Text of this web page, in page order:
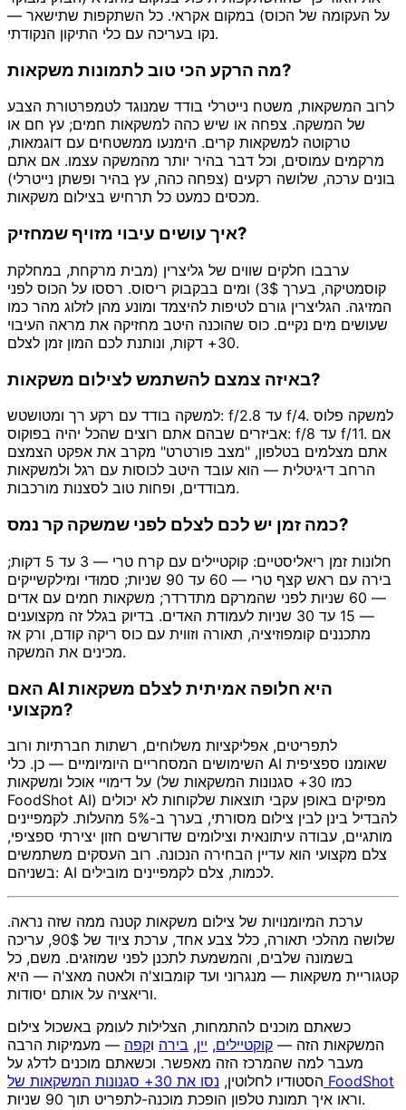
על העקומה של הכוס) במקום אקראי. כל השתקפות שתישאר —
נקו בעריכה עם כלי התיקון הנקודתי.
מה הרקע הכי טוב לתמונות משקאות?
לרוב המשקאות, משטח נייטרלי בודד שמנוגד לטמפרטורת הצבע
של המשקה. צפחה או שיש כהה למשקאות חמים; עץ חם או
טרקוטה למשקאות קרים. הימנעו ממשטחים עם דוגמאות,
מרקמים עמוסים, וכל דבר בהיר יותר מהמשקה עצמו. אם אתם
בונים ערכה, שלושה רקעים (צפחה כהה, עץ בהיר ופשתן נייטרלי)
מכסים כמעט כל תרחיש בצילום משקאות.
איך עושים עיבוי מזויף שמחזיק?
ערבבו חלקים שווים של גליצרין (מבית מרקחת, במחלקת
קוסמטיקה, בערך 3$) ומים בבקבוק ריסוס. רססו על הכוס לפני
המזיגה. הגליצרין גורם לטיפות להיצמד ומונע מהן לזלוג מהר כמו
שעושים מים נקיים. כוס שהוכנה היטב מחזיקה את מראה העיבוי
30+ דקות, ונותנת לכם המון זמן לצלם.
באיזה צמצם להשתמש לצילום משקאות?
למשקה בודד עם רקע רך ומטושטש: f/2.8 עד f/4. למשקה פלוס
אביזרים שבהם אתם רוצים שהכל יהיה בפוקוס: f/8 עד f/11. אם
אתם מצלמים בטלפון, "מצב פורטרט" מקרב את אפקט הצמצם
הרחב דיגיטלית — הוא עובד היטב לכוסות עם רגל ולמשקאות
מבודדים, ופחות טוב לסצנות מורכבות.
כמה זמן יש לכם לצלם לפני שמשקה קר נמס?
חלונות זמן ריאליסטיים: קוקטיילים עם קרח טרי — 3 עד 5 דקות;
בירה עם ראש קצף טרי — 60 עד 90 שניות; סמוּדי ומילקשייקים
— 60 שניות לפני שהמרקם מתדרדר; משקאות חמים עם אדים
— 15 עד 30 שניות לעמודת האדים. בדיוק בגלל זה מקצוענים
מתכננים קומפוזיציה, תאורה וזווית עם כוס ריקה קודם, ורק אז
מכינים את המשקה.
האם AI היא חלופה אמיתית לצלם משקאות
מקצועי?
לתפריטים, אפליקציות משלוחים, רשתות חברתיות ורוב
השימושים המסחריים היומיומיים — כן. כלי AI שאומנו ספציפית
על דימויי אוכל ומשקאות (כמו 30+ סגנונות המשקאות של
FoodShot AI) מפיקים באופן עקבי תוצאות שלקוחות לא יכולים
להבדיל בינן לבין צילום מסורתי, בערך ב-5% מהעלות. לקמפיינים
מותגיים, עבודה עיתונאית וצילומים שדורשים חזון יצירתי ספציפי,
צלם מקצועי הוא עדיין הבחירה הנכונה. רוב העסקים משתמשים
בשניהם: AI לכמות, צלם לקמפיינים מובילים.
ערכת המיומנויות של צילום משקאות קטנה ממה שזה נראה.
שלושה מהלכי תאורה, כלל צבע אחד, ערכת ציוד של 90$, עריכה
בשמונה שלבים, והמשמעת לתכנן לפני שמוזגים. משם, כל
קטגוריית משקאות — מנגרוני ועד קומבוצ'ה ולאטה מאצ'ה — היא
וריאציה על אותם יסודות.
כשאתם מוכנים להתמחות, הצלילות לעומק באשכול צילום
המשקאות הזה — קוקטיילים, יין, בירה וקפה — מעמיקות הרבה
מעבר למה שהמרכז הזה מאפשר. וכשאתם מוכנים לדלג על
הסטודיו לחלוטין, נסו את 30+ סגנונות המשקאות של FoodShot
וראו איך תמונת טלפון הופכת מוכנה-לתפריט תוך 90 שניות.